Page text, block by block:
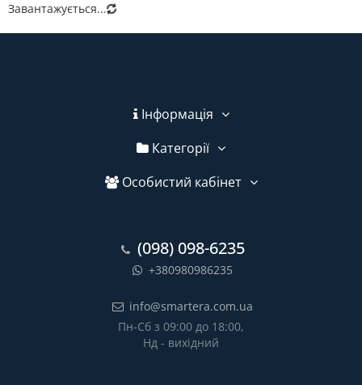
Завантажується...
Інформація
Категорії
Особистий кабінет
(098) 098-6235
+380980986235
info@smartera.com.ua
Пн-Сб з 09:00 до 18:00,
Нд - вихідний